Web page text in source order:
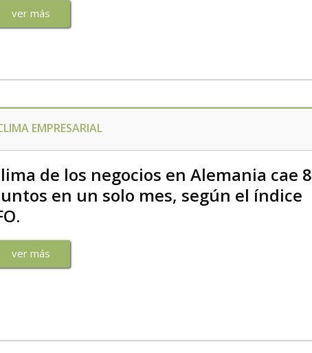
ver más
EMPRESARIAL
de los negocios en Alemania cae 8
en un solo mes, según el índice
ver más